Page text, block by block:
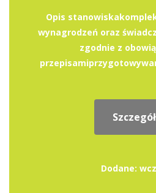
Opis
wynagrodzeń oraz
zgodnie z
Dodane: